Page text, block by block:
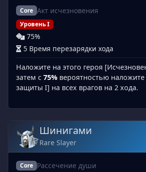
Core Акт исчезновения
Уровень I
75%
5 Время перезарядки хода
Наложите на этого героя
затем с 75% вероятностью
защиты I] на всех врагов на 2 хода.
Шинигами
Rare Slayer
Core Рассечение души